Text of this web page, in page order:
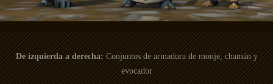
De izquierda a derecha:Conjuntos de armadura de monje, chamán y
evocador